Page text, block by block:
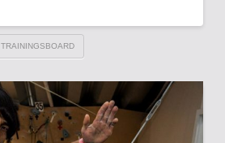
TRAININGSBOARD